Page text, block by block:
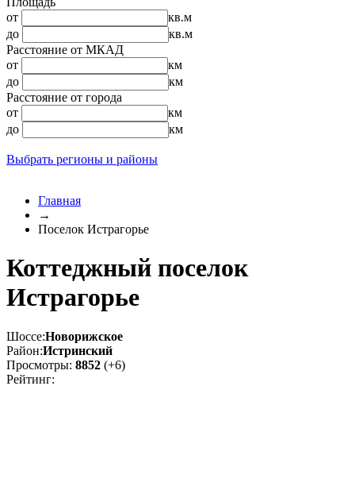
от
кв.м
до
кв.м
Расстояние от МКАД
от
км
до
км
Расстояние от города
от
км
до
км
Выбрать регионы и районы
Главная
→
Поселок Истрагорье
Коттеджный поселок
Истрагорье
Шоссе:Новорижское
Район:Истринский
Просмотры: 8852 (+6)
Рейтинг: